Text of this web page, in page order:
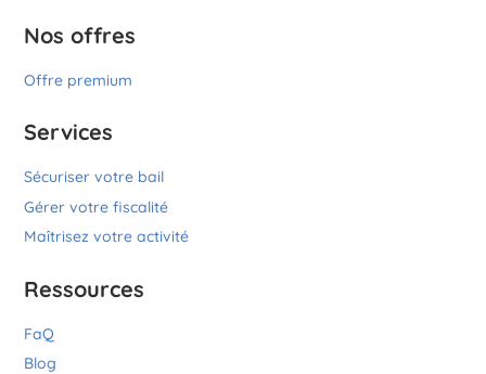
Nos offres
Offre premium
Services
Sécuriser votre bail
Gérer votre fiscalité
Maîtrisez votre activité
Ressources
FaQ
Blog